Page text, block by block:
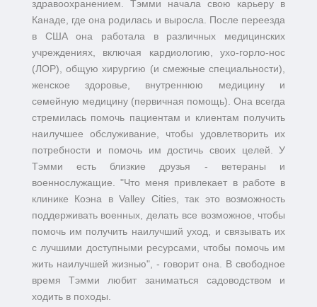
здравоохранением. Тэмми начала свою карьеру в
Канаде, где она родилась и выросла. После переезда
в США она работала в различных медицинских
учреждениях, включая кардиологию, ухо-горло-нос
(ЛОР), общую хирургию (и смежные специальности),
женское здоровье, внутреннюю медицину и
семейную медицину (первичная помощь). Она всегда
стремилась помочь пациентам и клиентам получить
наилучшее обслуживание, чтобы удовлетворить их
потребности и помочь им достичь своих целей. У
Тэмми есть близкие друзья - ветераны и
военнослужащие. "Что меня привлекает в работе в
клинике Коэна в Valley Cities, так это возможность
поддерживать военных, делать все возможное, чтобы
помочь им получить наилучший уход, и связывать их
с лучшими доступными ресурсами, чтобы помочь им
жить наилучшей жизнью", - говорит она. В свободное
время Тэмми любит заниматься садоводством и
ходить в походы.